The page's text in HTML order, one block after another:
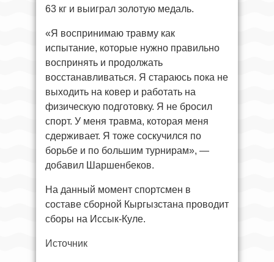
63 кг и выиграл золотую медаль.
«Я воспринимаю травму как
испытание, которые нужно правильно
воспринять и продолжать
восстанавливаться. Я стараюсь пока не
выходить на ковер и работать на
физическую подготовку. Я не бросил
спорт. У меня травма, которая меня
сдерживает. Я тоже соскучился по
борьбе и по большим турнирам», —
добавил Шаршенбеков.
На данный момент спортсмен в
составе сборной Кыргызстана проводит
сборы на Иссык-Куле.
Источник